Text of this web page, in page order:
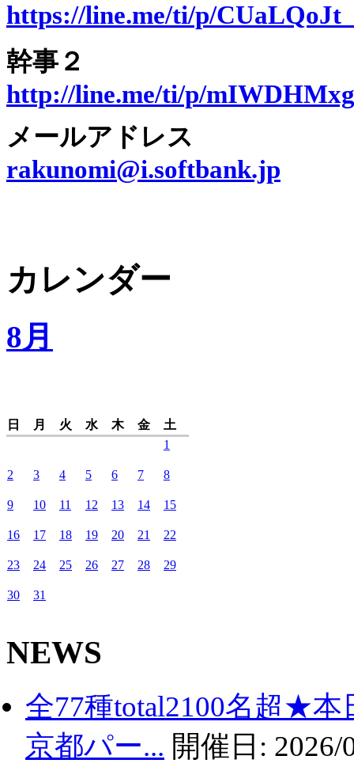
https://line.me/ti/p/
幹事２
http://line.me/ti/p/
メールアドレス
rakunomi@i.softbank.jp
カレンダー
8月
日 月 火 水 木 金
土
1
2 3 4 5 6 7 8
9 10 11 12 13 14 15
16 17 18 19 20 21 22
23 24 25 26 27 28 29
30 31
NEWS
全77種total2100名超★本
京都パー... 開催日: 2026/